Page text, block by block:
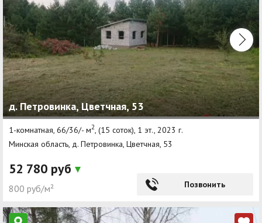
д. Петровинка, Цветчная, 53
1-комнатная, 66/36/- м2 , (15 соток), 1 эт., 2023 г.
Минская область, д. Петровинка, Цветчная, 53
52 780 руб
800 руб/м² Позвонить